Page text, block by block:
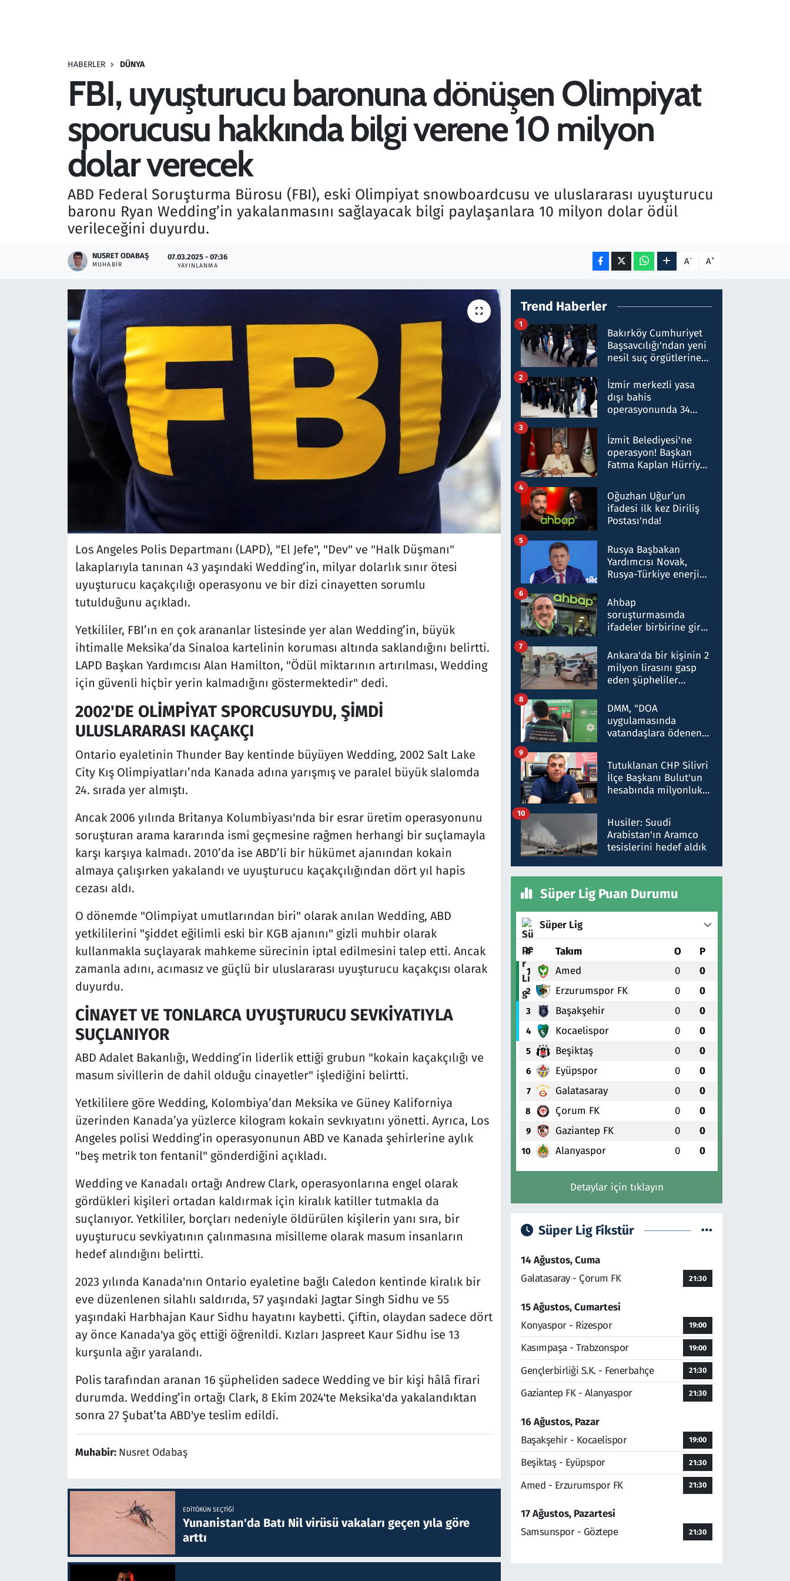
HABERLER DÜNYA
FBI, uyuşturucu baronuna dönüşen Olimpiyat
sporucusu hakkında bilgi verene 10 milyon
dolar verecek
ABD Federal Soruşturma Bürosu (FBI), eski Olimpiyat snowboardcusu ve uluslararası uyuşturucu
baronu Ryan Wedding’in yakalanmasını sağlayacak bilgi paylaşanlara 10 milyon dolar ödül
verileceğini duyurdu.
NUSRET ODABAŞ
MUHABIR
07.03.2025 - 07:36
YAYINLANMA A- A+
Los Angeles Polis Departmanı (LAPD), "El Jefe", "Dev" ve "Halk Düşmanı"
lakaplarıyla tanınan 43 yaşındaki Wedding’in, milyar dolarlık sınır ötesi
uyuşturucu kaçakçılığı operasyonu ve bir dizi cinayetten sorumlu
tutulduğunu açıkladı.
Yetkililer, FBI’ın en çok arananlar listesinde yer alan Wedding’in, büyük
ihtimalle Meksika’da Sinaloa kartelinin koruması altında saklandığını belirtti.
LAPD Başkan Yardımcısı Alan Hamilton, "Ödül miktarının artırılması, Wedding
için güvenli hiçbir yerin kalmadığını göstermektedir" dedi.
2002'DE OLİMPİYAT SPORCUSUYDU, ŞİMDİ
ULUSLARARASI KAÇAKÇI
Ontario eyaletinin Thunder Bay kentinde büyüyen Wedding, 2002 Salt Lake
City Kış Olimpiyatları’nda Kanada adına yarışmış ve paralel büyük slalomda
24. sırada yer almıştı.
Ancak 2006 yılında Britanya Kolumbiyası'nda bir esrar üretim operasyonunu
soruşturan arama kararında ismi geçmesine rağmen herhangi bir suçlamayla
karşı karşıya kalmadı. 2010’da ise ABD’li bir hükümet ajanından kokain
almaya çalışırken yakalandı ve uyuşturucu kaçakçılığından dört yıl hapis
cezası aldı.
O dönemde "Olimpiyat umutlarından biri" olarak anılan Wedding, ABD
yetkililerini "şiddet eğilimli eski bir KGB ajanını" gizli muhbir olarak
kullanmakla suçlayarak mahkeme sürecinin iptal edilmesini talep etti. Ancak
zamanla adını, acımasız ve güçlü bir uluslararası uyuşturucu kaçakçısı olarak
duyurdu.
CİNAYET VE TONLARCA UYUŞTURUCU SEVKİYATIYLA
SUÇLANIYOR
ABD Adalet Bakanlığı, Wedding’in liderlik ettiği grubun "kokain kaçakçılığı ve
masum sivillerin de dahil olduğu cinayetler" işlediğini belirtti.
Yetkililere göre Wedding, Kolombiya’dan Meksika ve Güney Kaliforniya
üzerinden Kanada’ya yüzlerce kilogram kokain sevkıyatını yönetti. Ayrıca, Los
Angeles polisi Wedding’in operasyonunun ABD ve Kanada şehirlerine aylık
"beş metrik ton fentanil" gönderdiğini açıkladı.
Wedding ve Kanadalı ortağı Andrew Clark, operasyonlarına engel olarak
gördükleri kişileri ortadan kaldırmak için kiralık katiller tutmakla da
suçlanıyor. Yetkililer, borçları nedeniyle öldürülen kişilerin yanı sıra, bir
uyuşturucu sevkiyatının çalınmasına misilleme olarak masum insanların
hedef alındığını belirtti.
2023 yılında Kanada'nın Ontario eyaletine bağlı Caledon kentinde kiralık bir
eve düzenlenen silahlı saldırıda, 57 yaşındaki Jagtar Singh Sidhu ve 55
yaşındaki Harbhajan Kaur Sidhu hayatını kaybetti. Çiftin, olaydan sadece dört
ay önce Kanada'ya göç ettiği öğrenildi. Kızları Jaspreet Kaur Sidhu ise 13
kurşunla ağır yaralandı.
Polis tarafından aranan 16 şüpheliden sadece Wedding ve bir kişi hâlâ firari
durumda. Wedding’in ortağı Clark, 8 Ekim 2024'te Meksika'da yakalandıktan
sonra 27 Şubat’ta ABD'ye teslim edildi.
Muhabir: Nusret Odabaş
EDITÖRÜN SEÇTIĞI
Yunanistan'da Batı Nil virüsü vakaları geçen yıla göre
arttı
Trend Haberler
Bakırköy Cumhuriyet
Başsavcılığı'ndan yeni
nesil suç örgütlerine
hakkında gözaltı kararı
1
İzmir merkezli yasa
dışı bahis
operasyonunda 34
Milyar liralık para
trafiği tespit edildi
2
İzmit Belediyesi'ne
operasyon! Başkan
Fatma Kaplan Hürriyet
3
Oğuzhan Uğur’un
ifadesi ilk kez Diriliş
Postası'nda!
4
Rusya Başbakan
Yardımcısı Novak,
Rusya-Türkiye enerji
nitelikte olduğunu
belirtti
5
Ahbap
soruşturmasında
ifadeler birbirine girdi:
ifadelerinden ortaya
çıkan tablo şok etti
6
Ankara'da bir kişinin 2
milyon lirasını gasp
eden şüpheliler
7
DMM, "DOA
uygulamasında
vatandaşlara ödenen
düşürüldüğü" iddiasını
yalanladı
8
Tutuklanan CHP Silivri
İlçe Başkanı Bulut'un
hesabında milyonluk
talimat verdi, ben
gönderdim
9
Husiler: Suudi
Arabistan'ın Aramco
tesislerini hedef aldık
10
Süper Lig Puan Durumu
Süper Lig
# Takım O P
1 Amed 0 0
2 Erzurumspor FK 0 0
3 Başakşehir 0 0
4 Kocaelispor 0 0
5 Beşiktaş 0 0
6 Eyüpspor 0 0
7 Galatasaray 0 0
8 Çorum FK 0 0
9 Gaziantep FK 0 0
10 Alanyaspor 0 0
Detaylar için tıklayın
Süper Lig Fikstür
14 Ağustos, Cuma
Galatasaray - Çorum FK
21:30
15 Ağustos, Cumartesi
Konyaspor - Rizespor
19:00
Kasımpaşa - Trabzonspor 19:00
Gençlerbirliği S.K. - Fenerbahçe 21:30
Gaziantep FK - Alanyaspor 21:30
16 Ağustos, Pazar
Başakşehir - Kocaelispor
19:00
Beşiktaş - Eyüpspor 21:30
Amed - Erzurumspor FK 21:30
17 Ağustos, Pazartesi
Samsunspor - Göztepe
21:30
Seçim 2023
Teknoloji ve Bilim
Televizyon